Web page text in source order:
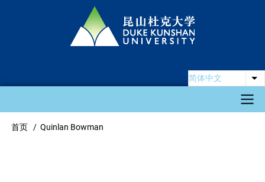
简体中文
Main
首页 Quinlan Bowman